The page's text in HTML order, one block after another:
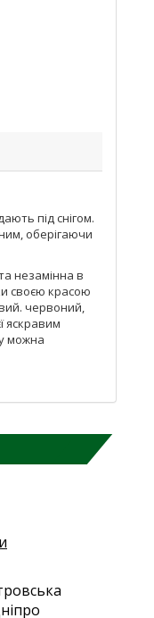
під снігом.
оберігаючи
незамінна в
своєю красою
червоний,
яскравим
можна